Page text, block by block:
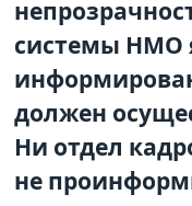
системы НМО
должен
Ни отдел
не